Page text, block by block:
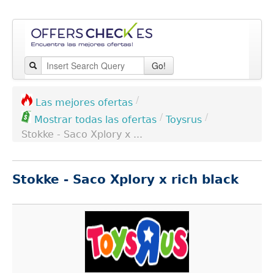
Go!
Las mejores ofertas /
Mostrar todas las ofertas / Toysrus /
Stokke - Saco Xplory x ...
Stokke - Saco Xplory x rich black